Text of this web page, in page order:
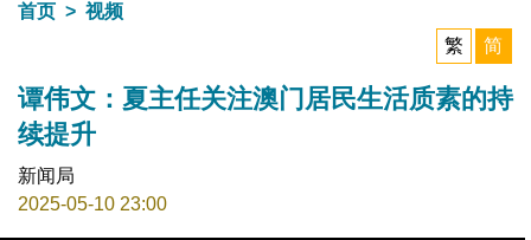
首页
视频
繁
简
谭伟文：夏主任关注澳门居民生活质素的持
续提升
新闻局
2025-05-10 23:00